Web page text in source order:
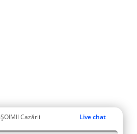
ȘOIMII Cazării Live chat